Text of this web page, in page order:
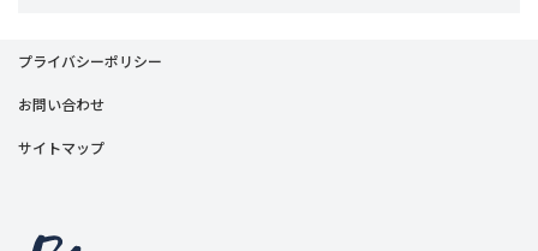
プライバシーポリシー
お問い合わせ
サイトマップ